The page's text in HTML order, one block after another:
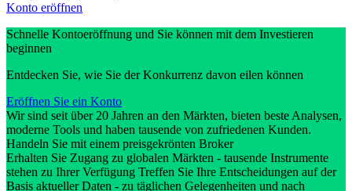
Konto eröffnen
Schnelle Kontoeröffnung und Sie können mit dem Investieren
beginnen
Entdecken Sie, wie Sie der Konkurrenz davon eilen können
Eröffnen Sie ein Konto
Wir sind seit über 20 Jahren an den Märkten, bieten beste Analysen,
moderne Tools und haben tausende von zufriedenen Kunden.
Handeln Sie mit einem preisgekrönten Broker
Erhalten Sie Zugang zu globalen Märkten - tausende Instrumente
stehen zu Ihrer Verfügung Treffen Sie Ihre Entscheidungen auf der
Basis aktueller Daten - zu täglichen Gelegenheiten und nach